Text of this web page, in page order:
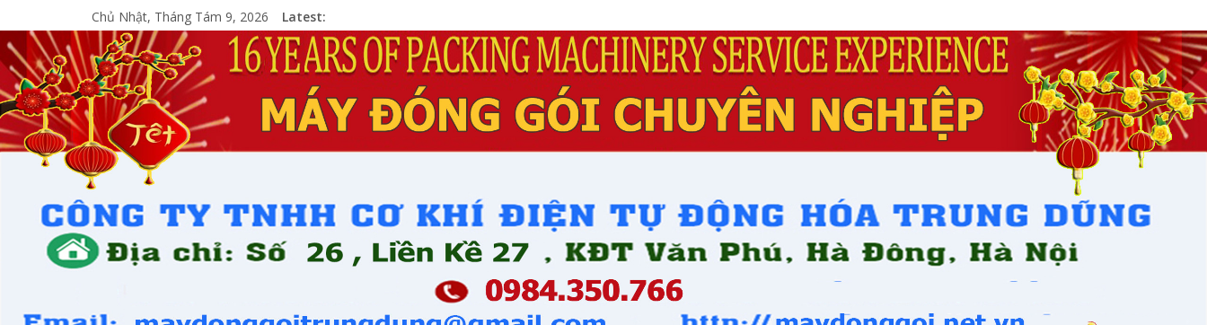
Chủ Nhật, Tháng Tám 9, 2026 Latest: